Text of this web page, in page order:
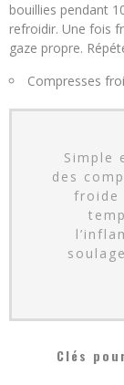
bouillies pendant
refroidir. Une fois
gaze propre.
Compresses
Simple
des
froide
Clés